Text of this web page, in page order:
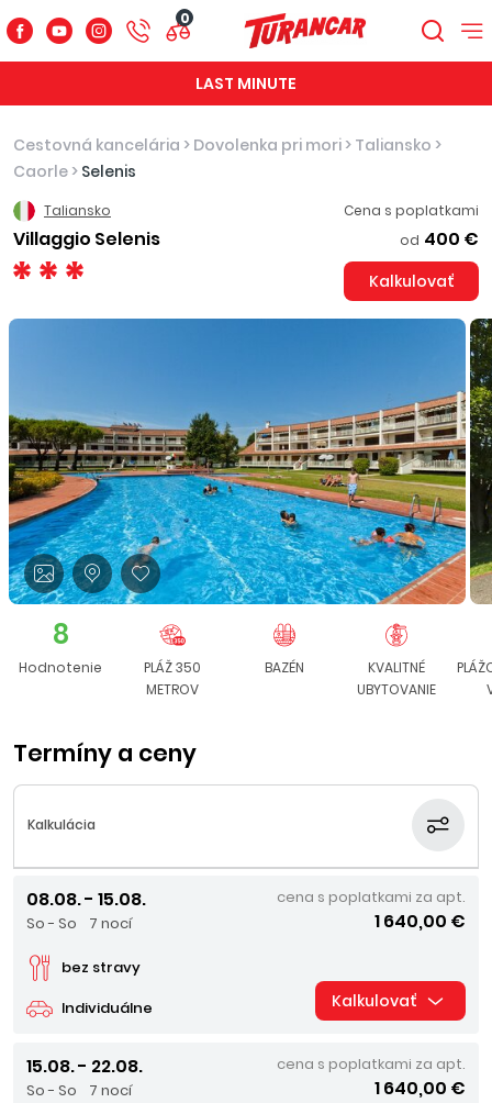
0
LAST MINUTE
Cestovná kancelária > Dovolenka pri mori > Taliansko >
Caorle > Selenis
Taliansko
Villaggio Selenis
Cena s poplatkami
od 400 €
Kalkulovať
8
Hodnotenie
PLÁŽ 350
METROV
BAZÉN
KVALITNÉ
UBYTOVANIE
Termíny a ceny
Kalkulácia
08.08. - 15.08.
So - So 7 nocí
Individuálne
bez stravy
cena s poplatkami za apt.
1 640,00 €
Kalkulovať
15.08. - 22.08.
So - So 7 nocí
cena s poplatkami za apt.
1 640,00 €